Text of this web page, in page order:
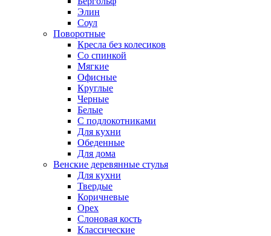
Элин
Соул
Поворотные
Кресла без колесиков
Со спинкой
Мягкие
Офисные
Круглые
Черные
Белые
С подлокотниками
Для кухни
Обеденные
Для дома
Венские деревянные стулья
Для кухни
Твердые
Коричневые
Орех
Слоновая кость
Классические